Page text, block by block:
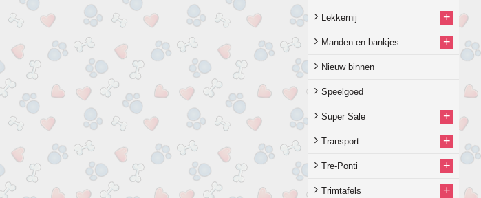
Lekkernij +
Manden en bankjes +
Nieuw binnen
Speelgoed
Super Sale +
Transport +
Tre-Ponti +
Trimtafels +